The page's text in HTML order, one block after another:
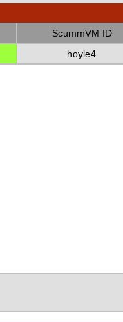
ScummVM ID
hoyle4